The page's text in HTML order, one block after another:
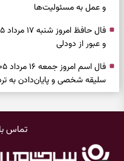
و عمل به مسئولیت‌ها
و عبور از دودلی
سلیقه شخصی و پایان‌دادن به
دل‌مشغولی‌های پنهان و راه‌های
تماس